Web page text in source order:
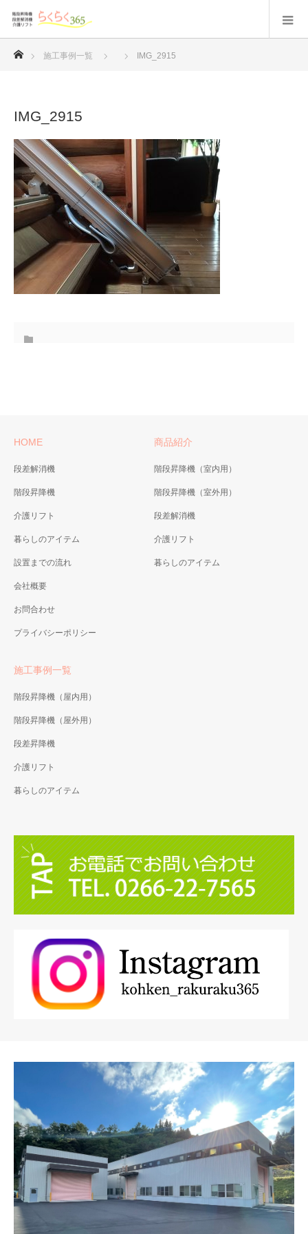
ホーム
施工事例一覧 IMG_2915
IMG_2915
HOME
段差解消機
階段昇降機
介護リフト
暮らしのアイテム
設置までの流れ
会社概要
お問合わせ
プライバシーポリシー
商品紹介
階段昇降機（室内用）
階段昇降機（室外用）
段差解消機
介護リフト
暮らしのアイテム
施工事例一覧
階段昇降機（屋内用）
階段昇降機（屋外用）
段差昇降機
介護リフト
暮らしのアイテム